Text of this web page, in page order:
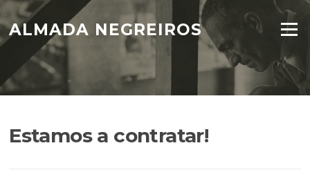
to
content
ALMADA NEGREIROS Menu
Estamos a contratar!